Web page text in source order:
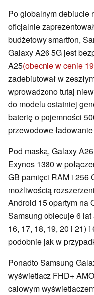
Po globalnym debiucie
oficjalnie
budżetowy smartfon,
Galaxy A26 5G jest
A25(obecnie w cenie
zadebiutował w
wprowadzono tutaj
do modelu ostatniej
baterię o pojemności
przewodowe ładowanie
Pod maską, Galaxy
Exynos 1380 w
GB pamięci RAM i 256
możliwością
Android 15 opartym na
Samsung obiecuje 6
16, 17, 18, 19, 20 i 21)
podobnie jak w
Ponadto Samsung
wyświetlacz FHD+
calowym